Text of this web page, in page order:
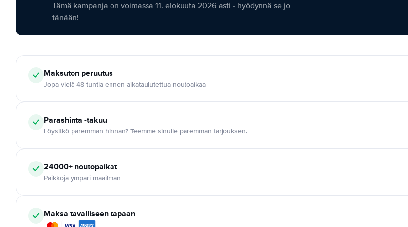
Tämä kampanja on voimassa 11. elokuuta 2026 asti - hyödynnä se jo
tänään!
Maksuton peruutus
Jopa vielä 48 tuntia ennen aikataulutettua noutoaikaa
Parashinta -takuu
Löysitkö paremman hinnan? Teemme sinulle paremman tarjouksen.
24000+ noutopaikat
Paikkoja ympäri maailman
Maksa tavalliseen tapaan